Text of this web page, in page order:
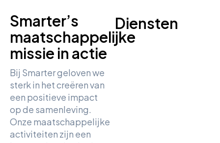
Smarter’s
maatschappelijke
missie in actie
Bij Smarter geloven we
sterk in het creëren van
een positieve impact
op de samenleving.
Onze maatschappelijke
activiteiten zijn een
Diensten